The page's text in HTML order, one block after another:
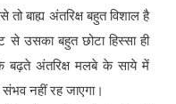
बाह्य अंतरिक्ष बहुत विशाल है
से उसका बहुत छोटा हिस्सा ही
बढ़ते अंतरिक्ष मलबे के साये में
नहीं रह जाएगा।